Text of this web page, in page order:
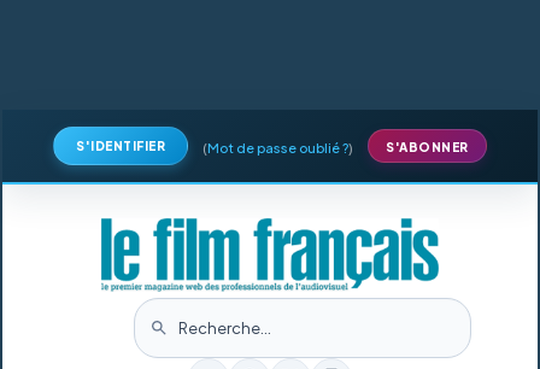
S'IDENTIFIER (Mot de passe oublié ?) S'ABONNER